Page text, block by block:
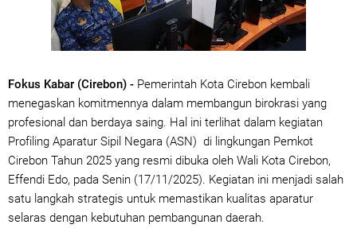
Fokus Kabar (Cirebon) - Pemerintah Kota Cirebon kembali
menegaskan komitmennya dalam membangun birokrasi yang
profesional dan berdaya saing. Hal ini terlihat dalam kegiatan
Profiling Aparatur Sipil Negara (ASN) di lingkungan Pemkot
Cirebon Tahun 2025 yang resmi dibuka oleh Wali Kota Cirebon,
Effendi Edo, pada Senin (17/11/2025). Kegiatan ini menjadi salah
satu langkah strategis untuk memastikan kualitas aparatur
selaras dengan kebutuhan pembangunan daerah.